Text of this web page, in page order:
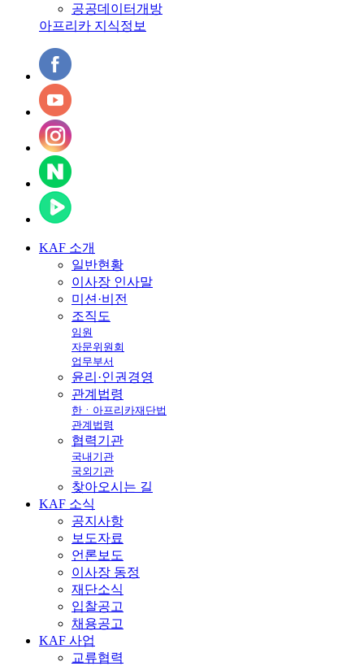
공공데이터개방
아프리카 지식정보
KAF 소개
일반현황
이사장 인사말
미션·비전
조직도
임원
자문위원회
업무부서
윤리·인권경영
관계법령
한ㆍ아프리카재단법
관계법령
협력기관
국내기관
국외기관
찾아오시는 길
KAF 소식
공지사항
보도자료
언론보도
이사장 동정
재단소식
입찰공고
채용공고
KAF 사업
교류협력